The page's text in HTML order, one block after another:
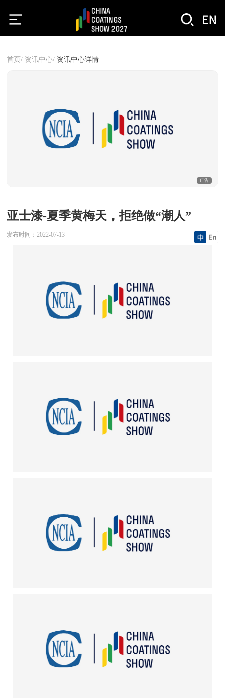
首页/ 资讯中心/ 资讯中心详情
广告
亚士漆-夏季黄梅天，拒绝做“潮人”
发布时间：2022-07-13